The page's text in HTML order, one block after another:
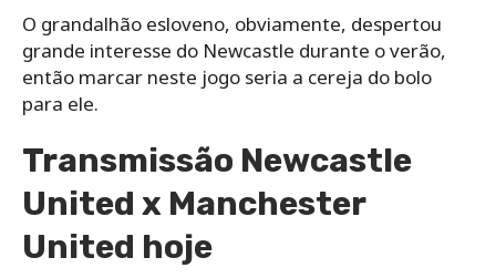
O grandalhão esloveno, obviamente, despertou
grande interesse do Newcastle durante o verão,
então marcar neste jogo seria a cereja do bolo
para ele.
Transmissão Newcastle
United x Manchester
United hoje